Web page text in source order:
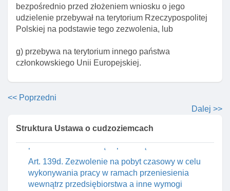
bezpośrednio przed złożeniem wniosku o jego
udzielenie przebywał na terytorium Rzeczypospolitej
Polskiej na podstawie tego zezwolenia, lub
g) przebywa na terytorium innego państwa
członkowskiego Unii Europejskiej.
<< Poprzedni
Dalej >>
Struktura Ustawa o cudzoziemcach
odbywającego staż, w ramach przeniesienia
wewnątrz przedsiębiorstwa
Art. 139a. Zezwolenie na pobyt czasowy w celu
wewnątrz przedsiębiorstwa
zezwoleń na pobyt czasowy w celu wykonywania
pracy w ramach przeniesienia wewnątrz
czasowy w celu wykonywania pracy w ramach
przeniesienia wewnątrz przedsiębiorstwa
Art. 139d. Zezwolenie na pobyt czasowy w celu
wykonywania pracy w ramach przeniesienia
wewnątrz przedsiębiorstwa a inne wymogi